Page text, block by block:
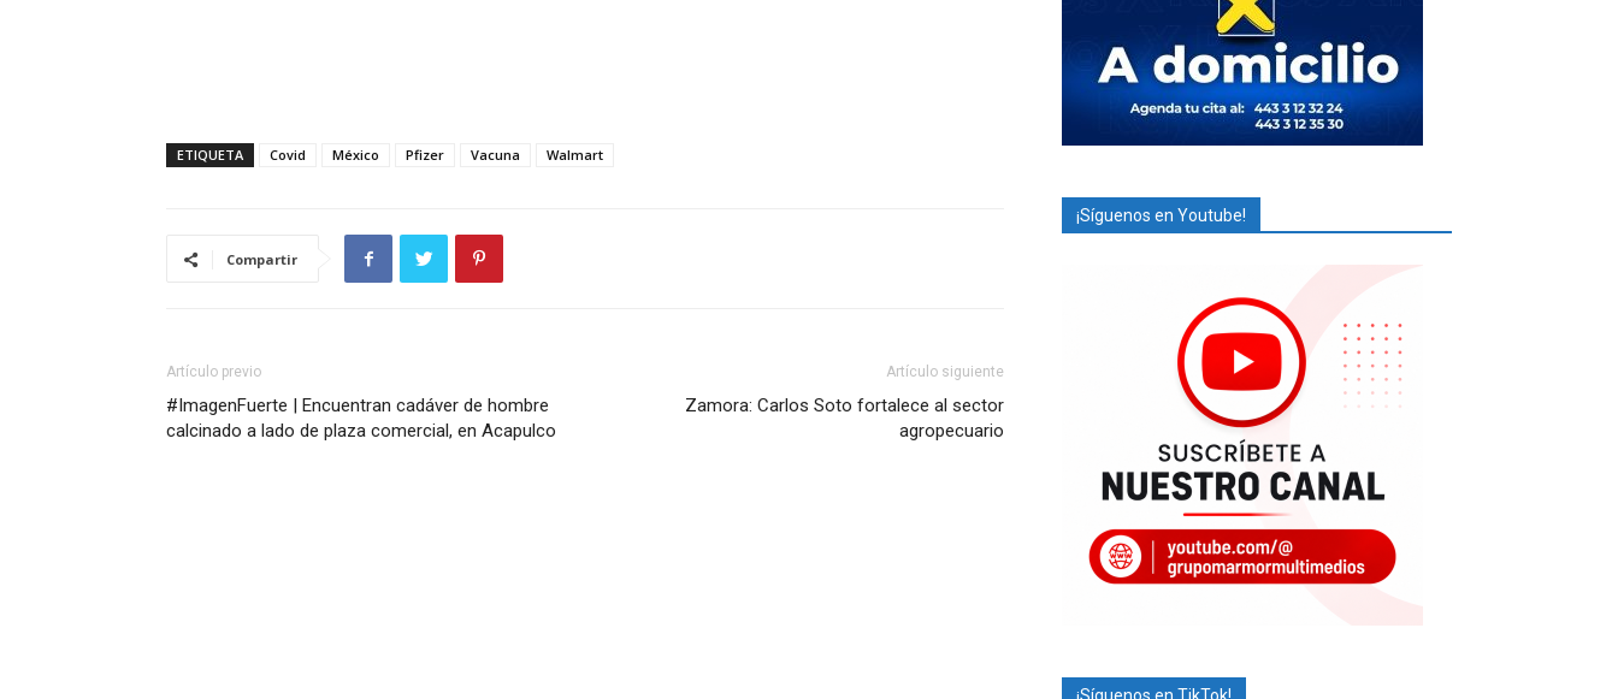
ETIQUETA Covid México Pfizer Vacuna Walmart
Compartir
Artículo previo
#ImagenFuerte | Encuentran cadáver de hombre
calcinado a lado de plaza comercial, en Acapulco
Artículo siguiente
Zamora: Carlos Soto fortalece al sector
agropecuario
¡Síguenos en Youtube!